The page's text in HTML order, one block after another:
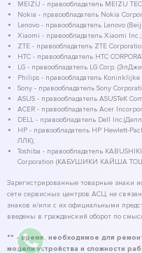
MEIZU - правообладатель MEIZU
Nokia - правообладатель Nokia
Lenovo - правообладатель Lenovo
Xiaomi - правообладатель Xiaomi Inc.;
ZTE - правообладатель ZTE
HTC - правообладатель HTC
LG - правообладатель LG Corp.
Philips - правообладатель
Sony - правообладатель Sony
ASUS - правообладатель ASUSTeK
ACER - правообладатель Acer
DELL - правообладатель Dell
HP - правообладатель HP Hewlett-
ЛЛК);
Toshiba - правообладатель
Corporation (КАБУШИКИ КАЙША
Зарегистрированные товарные знаки
сети сервисных центров АСЦ, не
знаков и/или с их официальными
введены в гражданский оборот по
** - время, необходимое для
модели устройства и сложности